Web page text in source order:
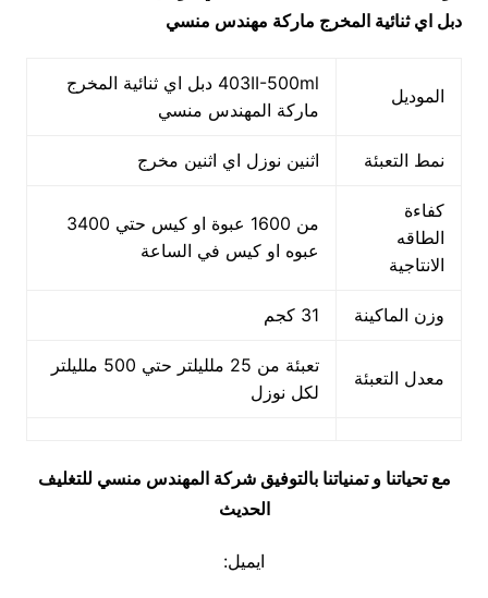
دبل اي ثنائية المخرج ماركة مهندس منسي
الموديل
403II-500ml دبل اي ثنائية المخرج
ماركة المهندس منسي
نمط التعبئة اثنين نوزل اي اثنين مخرج
كفاءة
الطاقه
الانتاجية
من 1600 عبوة او كيس حتي 3400
عبوه او كيس في الساعة
وزن الماكينة 31 كجم
معدل التعبئة
تعبئة من 25 ملليلتر حتي 500 ملليلتر
لكل نوزل
مع تحياتنا و تمنياتنا بالتوفيق شركة المهندس منسي للتغليف
الحديث
ايميل: